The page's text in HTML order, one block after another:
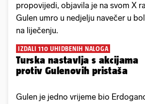
propovijedi, objavila je na svom X
Gulen umro u nedjelju navečer u
na liječenju.
IZDALI 110 UHIDBENIH NALOGA
Turska nastavlja s akcijama
protiv Gulenovih pristaša
Gulen je jedno vrijeme bio